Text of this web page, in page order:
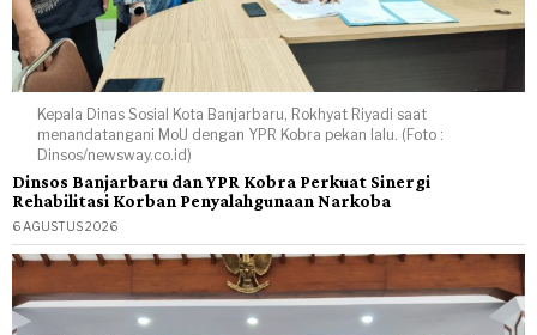
Kepala Dinas Sosial Kota Banjarbaru, Rokhyat Riyadi saat
menandatangani MoU dengan YPR Kobra pekan lalu. (Foto :
Dinsos/newsway.co.id)
Dinsos Banjarbaru dan YPR Kobra Perkuat Sinergi
Rehabilitasi Korban Penyalahgunaan Narkoba
6 AGUSTUS 2026